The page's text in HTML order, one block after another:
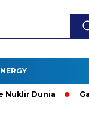
Dunia